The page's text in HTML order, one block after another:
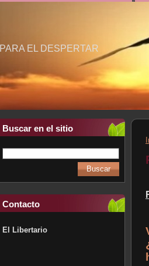
PARA EL DESPERTAR
Buscar en el sitio
Contacto
El Libertario